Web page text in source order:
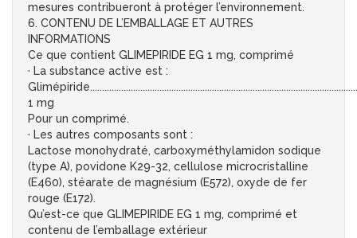
mesures contribueront à protéger l’environnement.
6. CONTENU DE L’EMBALLAGE ET AUTRES
INFORMATIONS
Ce que contient GLIMEPIRIDE EG 1 mg, comprimé
· La substance active est :
1 mg
Pour un comprimé.
· Les autres composants sont :
Lactose monohydraté, carboxyméthylamidon sodique
(type A), povidone K29-32, cellulose microcristalline
(E460), stéarate de magnésium (E572), oxyde de fer
rouge (E172).
Qu’est-ce que GLIMEPIRIDE EG 1 mg, comprimé et
contenu de l’emballage extérieur